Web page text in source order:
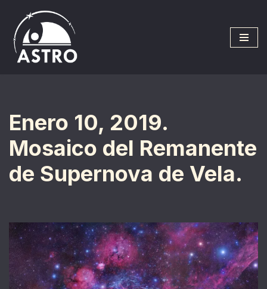
Saltar
al
contenido
Enero 10, 2019.
Mosaico del Remanente
de Supernova de Vela.